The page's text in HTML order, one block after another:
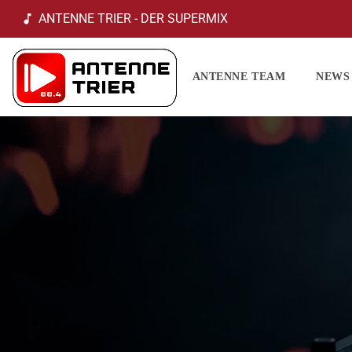
music_note ANTENNE TRIER - DER SUPERMIX
ANTENNE TEAM NEWS